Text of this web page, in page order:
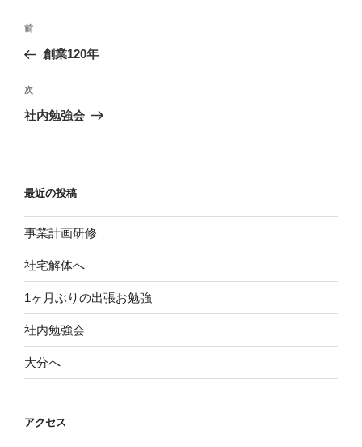
投
ナ
ビ
ゲ
ン
前
の
稿
前
創業120年
次
の
次
社内勉強会
最近の投稿
事業計画研修
社宅解体へ
1ヶ月ぶりの出張お勉強
社内勉強会
大分へ
アクセス